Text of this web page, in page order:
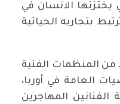
يختزنها الانسان في
بتجاربه الحياتية
من المنظمات الفنية
العامة في أوربا،
المهاجرين